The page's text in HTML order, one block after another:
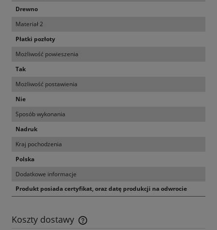
Drewno
Materiał 2
Płatki pozłoty
Możliwość powieszenia
Tak
Możliwość postawienia
Nie
Sposób wykonania
Nadruk
Kraj pochodzenia
Polska
Dodatkowe informacje
Produkt posiada certyfikat, oraz datę produkcji na odwrocie
Koszty dostawy
Cena nie zawiera ewentualnych kosztów płatności